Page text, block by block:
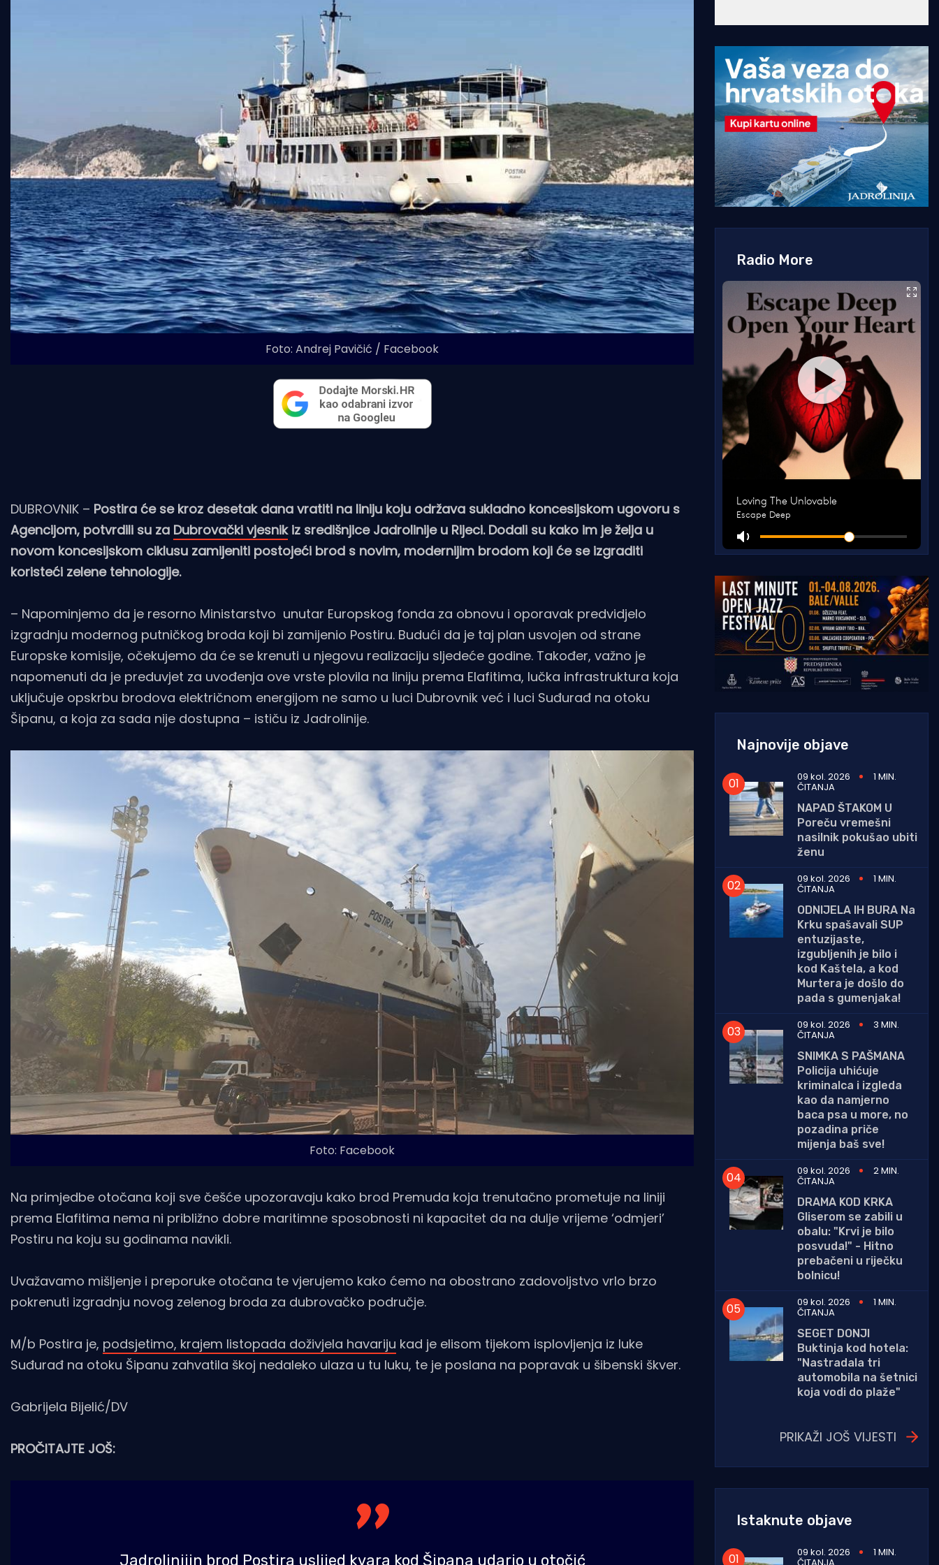
Foto: Andrej Pavičić / Facebook
DUBROVNIK – Postira će se kroz desetak dana vratiti na liniju koju održava sukladno koncesijskom ugovoru s
Agencijom, potvrdili su za Dubrovački vjesnikiz središnjice Jadrolinije u Rijeci. Dodali su kako im je želja u
novom koncesijskom ciklusu zamijeniti postojeći brod s novim, modernijim brodom koji će se izgraditi
koristeći zelene tehnologije.
– Napominjemo da je resorno Ministarstvo unutar Europskog fonda za obnovu i oporavak predvidjelo
izgradnju modernog putničkog broda koji bi zamijenio Postiru. Budući da je taj plan usvojen od strane
Europske komisije, očekujemo da će se krenuti u njegovu realizaciju sljedeće godine. Također, važno je
napomenuti da je preduvjet za uvođenja ove vrste plovila na liniju prema Elafitima, lučka infrastruktura koja
uključuje opskrbu brodova električnom energijom ne samo u luci Dubrovnik već i luci Suđurađ na otoku
Šipanu, a koja za sada nije dostupna – ističu iz Jadrolinije.
Foto: Facebook
Na primjedbe otočana koji sve češće upozoravaju kako brod Premuda koja trenutačno prometuje na liniji
prema Elafitima nema ni približno dobre maritimne sposobnosti ni kapacitet da na dulje vrijeme ‘odmjeri’
Postiru na koju su godinama navikli.
Uvažavamo mišljenje i preporuke otočana te vjerujemo kako ćemo na obostrano zadovoljstvo vrlo brzo
pokrenuti izgradnju novog zelenog broda za dubrovačko područje.
M/b Postira je, podsjetimo, krajem listopada doživjela havariju kad je elisom tijekom isplovljenja iz luke
Suđurađ na otoku Šipanu zahvatila škoj nedaleko ulaza u tu luku, te je poslana na popravak u šibenski škver.
Gabrijela Bijelić/DV
PROČITAJTE JOŠ:
Jadrolinijin brod Postira uslijed kvara kod Šipana udario u otočić
Radio More
Najnovije objave
09 kol. 2026 1 MIN.
ČITANJA
NAPAD ŠTAKOM U
Poreču vremešni
nasilnik pokušao ubiti
ženu
09 kol. 2026
1 MIN.
ČITANJA
ODNIJELA IH BURA Na
Krku spašavali SUP
entuzijaste,
izgubljenih je bilo i
kod Kaštela, a kod
Murtera je došlo do
pada s gumenjaka!
09 kol. 2026
3 MIN.
ČITANJA
SNIMKA S PAŠMANA
Policija uhićuje
kriminalca i izgleda
kao da namjerno
baca psa u more, no
pozadina priče
mijenja baš sve!
09 kol. 2026
2 MIN.
ČITANJA
DRAMA KOD KRKA
Gliserom se zabili u
obalu: "Krvi je bilo
posvuda!" - Hitno
prebačeni u riječku
bolnicu!
09 kol. 2026
1 MIN.
ČITANJA
SEGET DONJI
Buktinja kod hotela:
"Nastradala tri
automobila na šetnici
koja vodi do plaže"
PRIKAŽI JOŠ VIJESTI
Istaknute objave
09 kol. 2026 1 MIN.
ČITANJA